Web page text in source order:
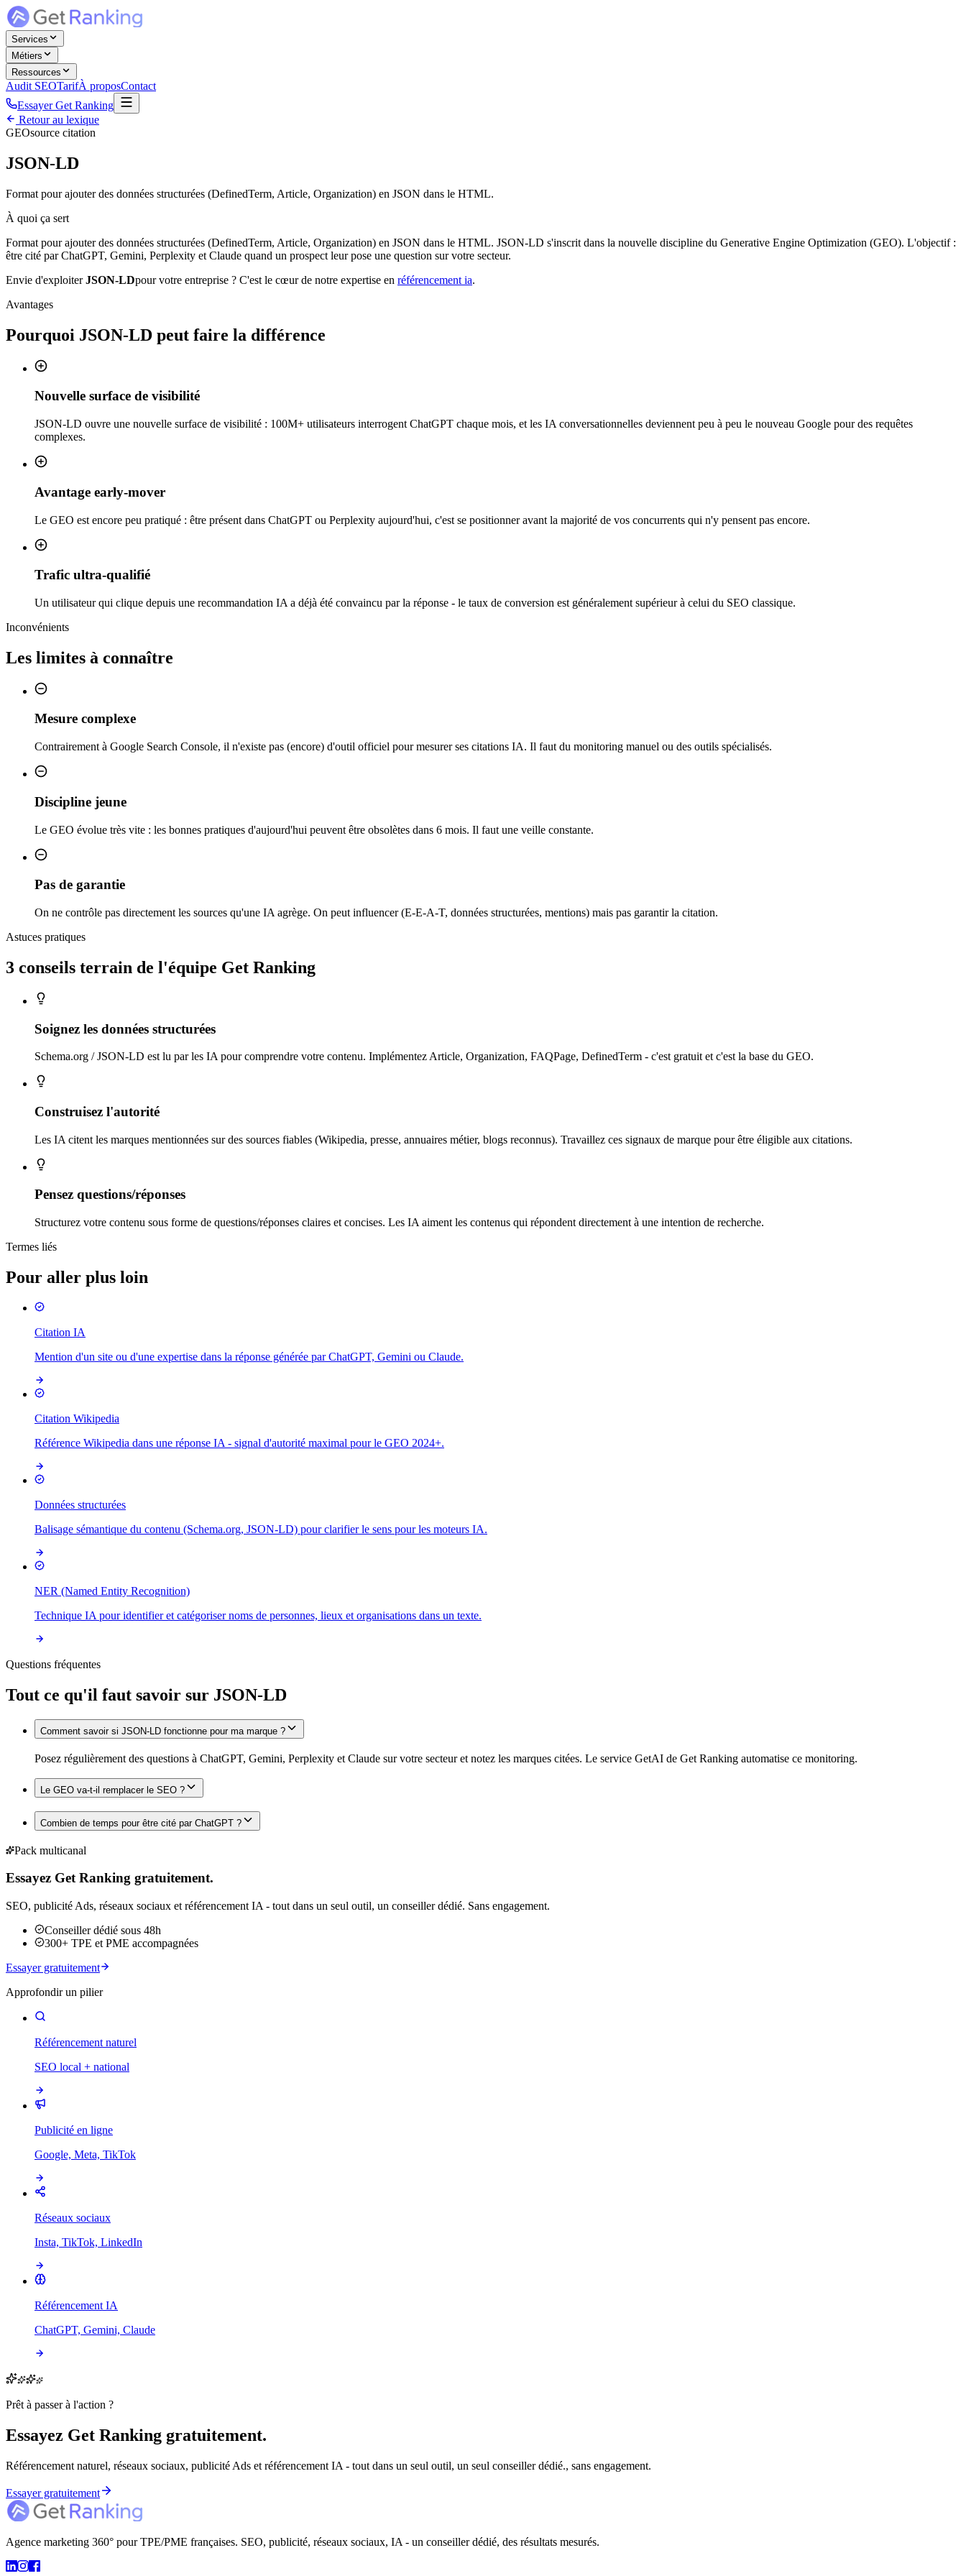
Services
Métiers
Ressources
Audit SEOTarifÀ proposContact
Essayer Get Ranking
Retour au lexique
GEOsource citation
JSON-LD
Format pour ajouter des données structurées (DefinedTerm, Article, Organization) en JSON dans le HTML.
À quoi ça sert
Format pour ajouter des données structurées (DefinedTerm, Article, Organization) en JSON dans le HTML. JSON-LD s'inscrit dans la nouvelle discipline du Generative Engine Optimization (GEO). L'objectif :
être cité par ChatGPT, Gemini, Perplexity et Claude quand un prospect leur pose une question sur votre secteur.
Envie d'exploiterJSON-LDpour votre entreprise ? C'est le cœur de notre expertise en référencement ia.
Avantages
Pourquoi JSON-LD peut faire la différence
Nouvelle surface de visibilité
JSON-LD ouvre une nouvelle surface de visibilité : 100M+ utilisateurs interrogent ChatGPT chaque mois, et les IA conversationnelles deviennent peu à peu le nouveau Google pour des requêtes
complexes.
Avantage early-mover
Le GEO est encore peu pratiqué : être présent dans ChatGPT ou Perplexity aujourd'hui, c'est se positionner avant la majorité de vos concurrents qui n'y pensent pas encore.
Trafic ultra-qualifié
Un utilisateur qui clique depuis une recommandation IA a déjà été convaincu par la réponse - le taux de conversion est généralement supérieur à celui du SEO classique.
Inconvénients
Les limites à connaître
Mesure complexe
Contrairement à Google Search Console, il n'existe pas (encore) d'outil officiel pour mesurer ses citations IA. Il faut du monitoring manuel ou des outils spécialisés.
Discipline jeune
Le GEO évolue très vite : les bonnes pratiques d'aujourd'hui peuvent être obsolètes dans 6 mois. Il faut une veille constante.
Pas de garantie
On ne contrôle pas directement les sources qu'une IA agrège. On peut influencer (E-E-A-T, données structurées, mentions) mais pas garantir la citation.
Astuces pratiques
3 conseils terrain de l'équipe Get Ranking
Soignez les données structurées
Schema.org / JSON-LD est lu par les IA pour comprendre votre contenu. Implémentez Article, Organization, FAQPage, DefinedTerm - c'est gratuit et c'est la base du GEO.
Construisez l'autorité
Les IA citent les marques mentionnées sur des sources fiables (Wikipedia, presse, annuaires métier, blogs reconnus). Travaillez ces signaux de marque pour être éligible aux citations.
Pensez questions/réponses
Structurez votre contenu sous forme de questions/réponses claires et concises. Les IA aiment les contenus qui répondent directement à une intention de recherche.
Termes liés
Pour aller plus loin
Citation IA
Mention d'un site ou d'une expertise dans la réponse générée par ChatGPT, Gemini ou Claude.
Citation Wikipedia
Référence Wikipedia dans une réponse IA - signal d'autorité maximal pour le GEO 2024+.
Données structurées
Balisage sémantique du contenu (Schema.org, JSON-LD) pour clarifier le sens pour les moteurs IA.
NER (Named Entity Recognition)
Technique IA pour identifier et catégoriser noms de personnes, lieux et organisations dans un texte.
Questions fréquentes
Tout ce qu'il faut savoir sur JSON-LD
Comment savoir si JSON-LD fonctionne pour ma marque ?
Posez régulièrement des questions à ChatGPT, Gemini, Perplexity et Claude sur votre secteur et notez les marques citées. Le service GetAI de Get Ranking automatise ce monitoring.
Le GEO va-t-il remplacer le SEO ?
Combien de temps pour être cité par ChatGPT ?
Pack multicanal
Essayez Get Ranking gratuitement.
SEO, publicité Ads, réseaux sociaux et référencement IA - tout dans un seul outil, un conseiller dédié. Sans engagement.
Conseiller dédié sous 48h
300+ TPE et PME accompagnées
Essayer gratuitement
Approfondir un pilier
Référencement naturel
SEO local + national
Publicité en ligne
Google, Meta, TikTok
Réseaux sociaux
Insta, TikTok, LinkedIn
Référencement IA
ChatGPT, Gemini, Claude
Prêt à passer à l'action ?
Essayez Get Ranking gratuitement.
Référencement naturel, réseaux sociaux, publicité Ads et référencement IA - tout dans un seul outil, un seul conseiller dédié., sans engagement.
Essayer gratuitement
Agence marketing 360° pour TPE/PME françaises. SEO, publicité, réseaux sociaux, IA - un conseiller dédié, des résultats mesurés.